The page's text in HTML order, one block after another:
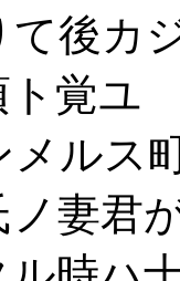
て後
ト覚ユ
メル
ノ妻君